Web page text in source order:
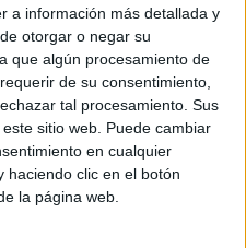
a información más detallada y
otorgar o negar su
que algún procesamiento de
de su consentimiento,
tal procesamiento. Sus
sitio web. Puede cambiar
en cualquier
haciendo clic en el botón
la página web.
con la presencia del
Infantino, además de
Africana de Fútbol, la
diversas federaciones.